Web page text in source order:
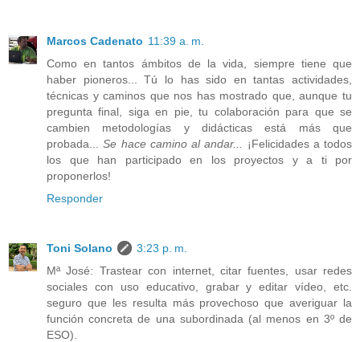
Marcos Cadenato 11:39 a. m.
Como en tantos ámbitos de la vida, siempre tiene que
haber pioneros... Tú lo has sido en tantas actividades,
técnicas y caminos que nos has mostrado que, aunque tu
pregunta final, siga en pie, tu colaboración para que se
cambien metodologías y didácticas está más que
probada...Se hace camino al andar...
¡Felicidades a todos
los que han participado en los proyectos y a ti por
proponerlos!
Responder
Toni Solano
3:23 p. m.
Mª José: Trastear con internet, citar fuentes, usar redes
sociales con uso educativo, grabar y editar vídeo, etc.
seguro que les resulta más provechoso que averiguar la
función concreta de una subordinada (al menos en 3º de
ESO).